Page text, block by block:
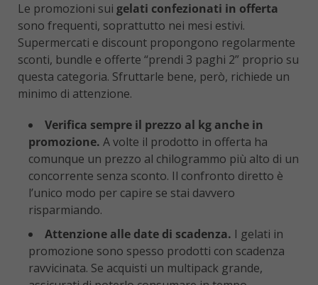
Le promozioni sui gelati confezionati in offerta
sono frequenti, soprattutto nei mesi estivi.
Supermercati e discount propongono regolarmente
sconti, bundle e offerte “prendi 3 paghi 2” proprio su
questa categoria. Sfruttarle bene, però, richiede un
minimo di attenzione.
Verifica sempre il prezzo al kg anche in
promozione. A volte il prodotto in offerta ha
comunque un prezzo al chilogrammo più alto di un
concorrente senza sconto. Il confronto diretto è
l’unico modo per capire se stai davvero
risparmiando.
Attenzione alle date di scadenza. I gelati in
promozione sono spesso prodotti con scadenza
ravvicinata. Se acquisti un multipack grande,